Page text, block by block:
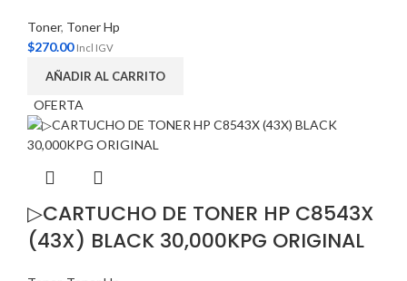
Toner, Toner Hp
$270.00 Incl IGV
AÑADIR AL CARRITO
OFERTA
▷CARTUCHO DE TONER HP C8543X
(43X) BLACK 30,000KPG ORIGINAL